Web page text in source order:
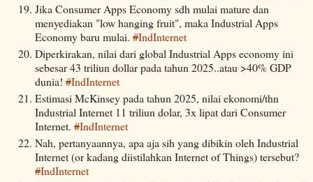
Jika Consumer Apps Economy sdh mulai mature dan
menyediakan "low hanging fruit", maka Industrial Apps
Economy baru mulai. #IndInternet
Diperkirakan, nilai dari global Industrial Apps economy ini
sebesar 43 triliun dollar pada tahun 2025..atau >40% GDP
dunia! #IndInternet
Estimasi McKinsey pada tahun 2025, nilai ekonomi/thn
Industrial Internet 11 triliun dolar, 3x lipat dari Consumer
Internet. #IndInternet
Nah, pertanyaannya, apa aja sih yang dibikin oleh Industrial
Internet (or kadang diistilahkan Internet of Things) tersebut?
#IndInternet